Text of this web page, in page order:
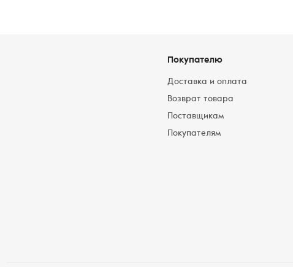
Покупателю
Доставка и оплата
Возврат товара
Поставщикам
Покупателям